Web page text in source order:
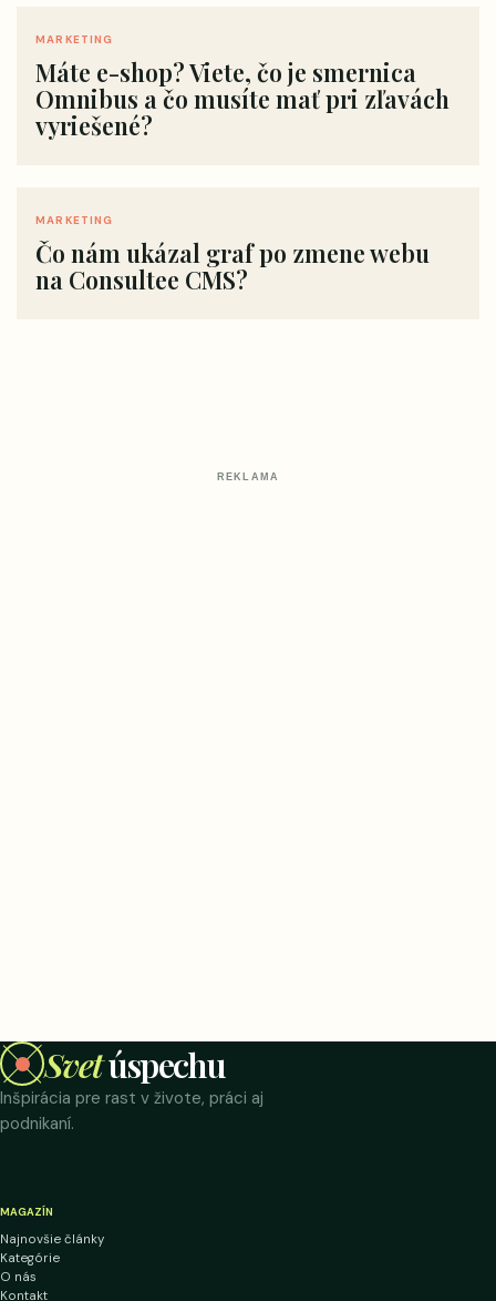
MARKETING
Máte e-shop? Viete, čo je smernica
Omnibus a čo musíte mať pri zľavách
vyriešené?
MARKETING
Čo nám ukázal graf po zmene webu
na Consultee CMS?
REKLAMA
Svetúspechu
Inšpirácia pre rast v živote, práci aj
podnikaní.
MAGAZÍN
Najnovšie články
Kategórie
O nás
Kontakt